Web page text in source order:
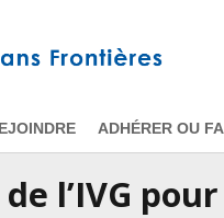
ADHÉRER OU
l’IVG